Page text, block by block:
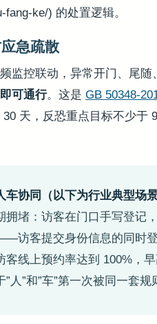
ke/) 的处置逻辑。
急疏散
监控联动，异常开门、尾
可通行。这是 GB 50348-
天，反恐重点目标不少于
协同（以下为行业典型场景
拥堵：访客在门口手写登记
访客提交身份信息的同时
客线上预约率达到 100%，
人”和”车”第一次被同一套规